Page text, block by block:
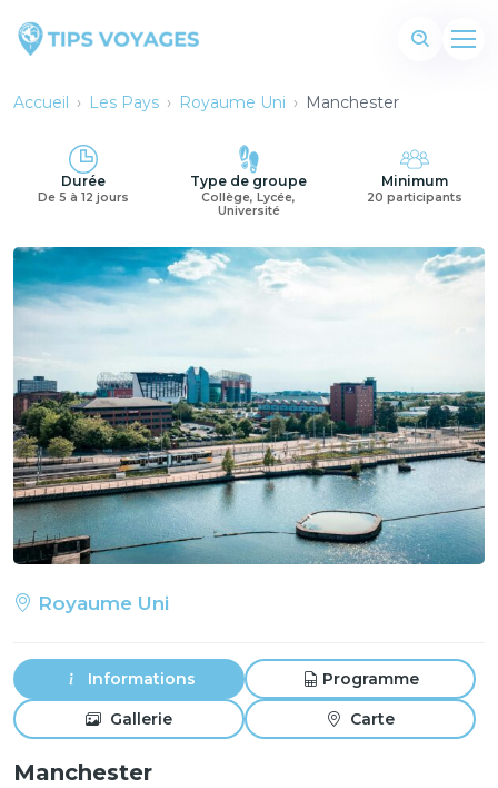
Accueil › Les Pays › Royaume Uni › Manchester
Durée
De 5 à 12 jours
Type de groupe
Collège, Lycée,
Université
Minimum
20 participants
Royaume Uni
Informations Programme
Gallerie Carte
Manchester